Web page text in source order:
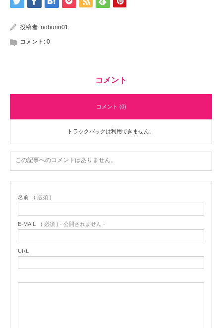
投稿者: noburin01
コメント: 0
コメント
コメント (0)
トラックバックは利用できません。
この記事へのコメントはありません。
名前 ( 必須 )
E-MAIL ( 必須 ) - 公開されません -
URL